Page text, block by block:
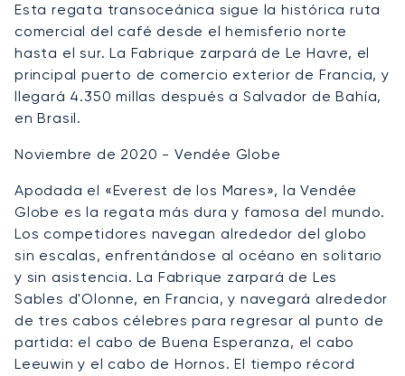
Esta regata transoceánica sigue la histórica ruta
comercial del café desde el hemisferio norte
hasta el sur. La Fabrique zarpará de Le Havre, el
principal puerto de comercio exterior de Francia, y
llegará 4.350 millas después a Salvador de Bahía,
en Brasil.
Noviembre de 2020 - Vendée Globe
Apodada el «Everest de los Mares», la Vendée
Globe es la regata más dura y famosa del mundo.
Los competidores navegan alrededor del globo
sin escalas, enfrentándose al océano en solitario
y sin asistencia. La Fabrique zarpará de Les
Sables d'Olonne, en Francia, y navegará alrededor
de tres cabos célebres para regresar al punto de
partida: el cabo de Buena Esperanza, el cabo
Leeuwin y el cabo de Hornos. El tiempo récord